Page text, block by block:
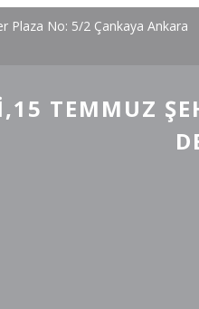
Plaza No: 5/2 Çankaya Ankara
TEMMUZ